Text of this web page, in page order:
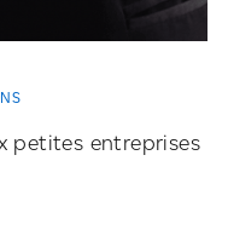
petites entreprises